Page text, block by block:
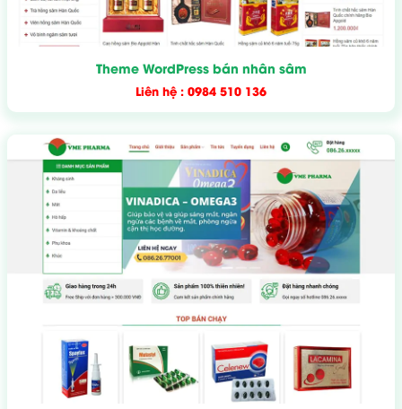
Theme WordPress bán nhân sâm
Liên hệ : 0984 510 136